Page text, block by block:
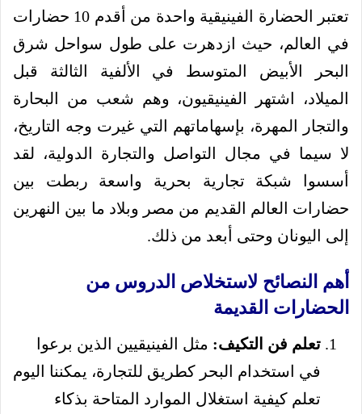
تعتبر الحضارة الفينيقية واحدة من أقدم 10 حضارات
في العالم، حيث ازدهرت على طول سواحل شرق
البحر الأبيض المتوسط في الألفية الثالثة قبل
الميلاد، اشتهر الفينيقيون، وهم شعب من البحارة
والتجار المهرة، بإسهاماتهم التي غيرت وجه التاريخ،
لا سيما في مجال التواصل والتجارة الدولية، لقد
أسسوا شبكة تجارية بحرية واسعة ربطت بين
حضارات العالم القديم من مصر وبلاد ما بين النهرين
إلى اليونان وحتى أبعد من ذلك.
أهم النصائح لاستخلاص الدروس من
الحضارات القديمة
تعلم فن التكيف: مثل الفينيقيين الذين برعوا
في استخدام البحر كطريق للتجارة، يمكننا اليوم
تعلم كيفية استغلال الموارد المتاحة بذكاء